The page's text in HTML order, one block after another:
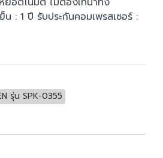
น : 1 ปี รับประกันคอมเพรสเซอร์ :
รุ่น SPK-0355